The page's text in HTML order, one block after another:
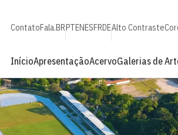
ContatoFala.BRPTENESFRDEAlto Contraste
InícioApresentaçãoAcervoGalerias de